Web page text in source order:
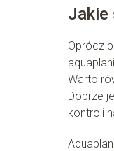
Jakie
Oprócz
Warto
Dobrze
kontroli